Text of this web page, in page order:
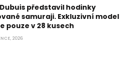
představil hodinky
samuraji. Exkluzivní model
pouze v 28 kusech
2026